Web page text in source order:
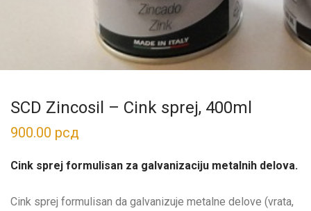
SCD Zincosil – Cink sprej, 400ml
900.00 рсд
Cink sprej formulisan za galvanizaciju metalnih delova.
Cink sprej formulisan da galvanizuje metalne delove (vrata,